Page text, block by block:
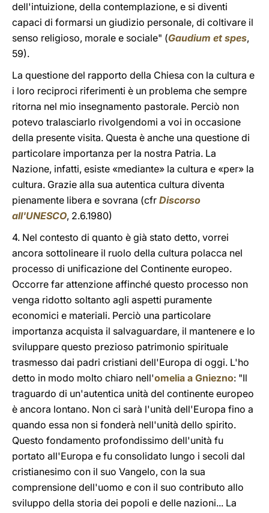
dell'intuizione, della contemplazione, e si diventi
capaci di formarsi un giudizio personale, di coltivare il
senso religioso, morale e sociale" (Gaudium et spes,
59).
La questione del rapporto della Chiesa con la cultura e
i loro reciproci riferimenti è un problema che sempre
ritorna nel mio insegnamento pastorale. Perciò non
potevo tralasciarlo rivolgendomi a voi in occasione
della presente visita. Questa è anche una questione di
particolare importanza per la nostra Patria. La
Nazione, infatti, esiste «mediante» la cultura e «per» la
cultura. Grazie alla sua autentica cultura diventa
pienamente libera e sovrana (cfr Discorso
all'UNESCO, 2.6.1980)
4. Nel contesto di quanto è già stato detto, vorrei
ancora sottolineare il ruolo della cultura polacca nel
processo di unificazione del Continente europeo.
Occorre far attenzione affinché questo processo non
venga ridotto soltanto agli aspetti puramente
economici e materiali. Perciò una particolare
importanza acquista il salvaguardare, il mantenere e lo
sviluppare questo prezioso patrimonio spirituale
trasmesso dai padri cristiani dell'Europa di oggi. L'ho
detto in modo molto chiaro nell'omelia a Gniezno: "Il
traguardo di un'autentica unità del continente europeo
è ancora lontano. Non ci sarà l'unità dell'Europa fino a
quando essa non si fonderà nell'unità dello spirito.
Questo fondamento profondissimo dell'unità fu
portato all'Europa e fu consolidato lungo i secoli dal
cristianesimo con il suo Vangelo, con la sua
comprensione dell'uomo e con il suo contributo allo
sviluppo della storia dei popoli e delle nazioni... La